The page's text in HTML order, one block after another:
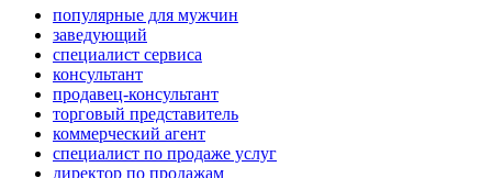
популярные для мужчин
заведующий
специалист сервиса
консультант
продавец-консультант
торговый представитель
коммерческий агент
специалист по продаже услуг
директор по продажам